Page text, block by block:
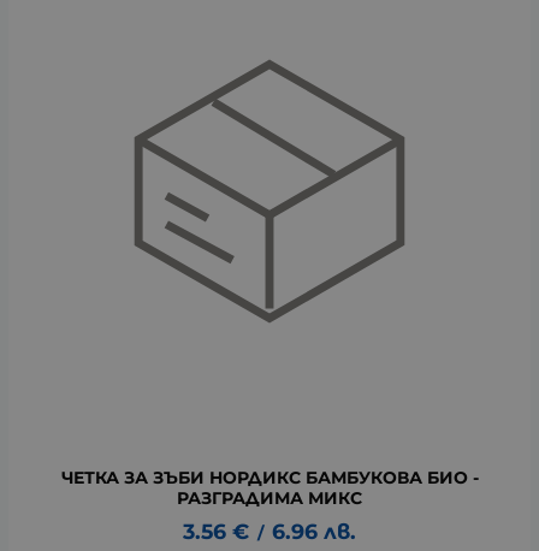
ЧЕТКА ЗА ЗЪБИ НОРДИКС БАМБУКОВА БИО -
РАЗГРАДИМА МИКС
3.56 € / 6.96 лв.